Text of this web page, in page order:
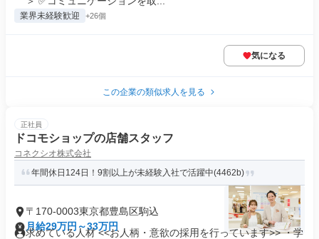
業界未経験歓迎 +26個
気になる
この企業の類似求人を見る
正社員
ドコモショップの店舗スタッフ
コネクシオ株式会社
年間休日124日！9割以上が未経験入社で活躍中(4462b)
〒170-0003東京都豊島区駒込
月給29万円～33万円
求めている人材 <<お人柄・意欲の採用を行っています>> ・学